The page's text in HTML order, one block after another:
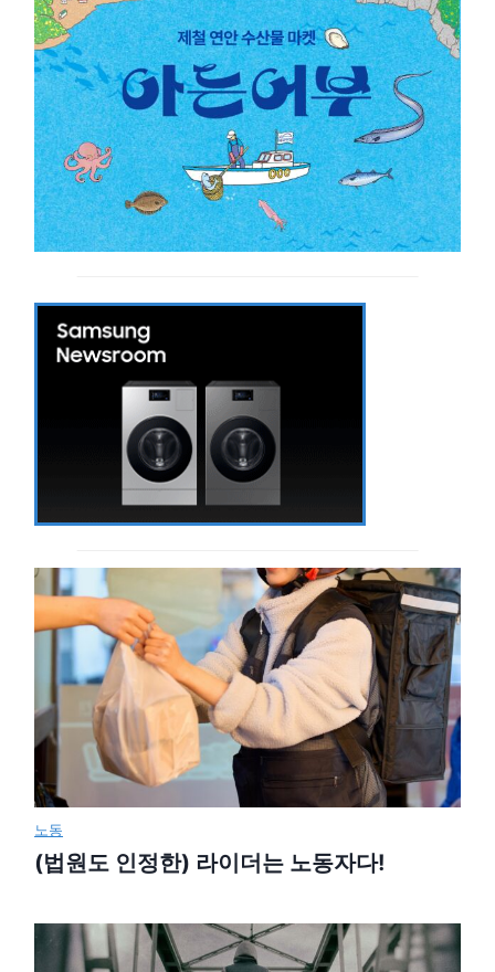
노동
(법원도 인정한) 라이더는 노동자다!